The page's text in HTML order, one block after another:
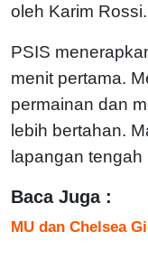
oleh Karim Rossi.
PSIS
menit pertama.
permainan dan
lebih bertahan.
lapangan
Baca Juga :
MU dan Chelsea